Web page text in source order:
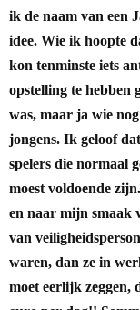
ik de naam van een
idee. Wie ik hoopte
kon tenminste iets
opstelling te hebben
was, maar ja wie
jongens. Ik geloof
spelers die normaal
moest voldoende zijn.
en naar mijn smaak
van
waren, dan ze in
moet eerlijk zeggen,